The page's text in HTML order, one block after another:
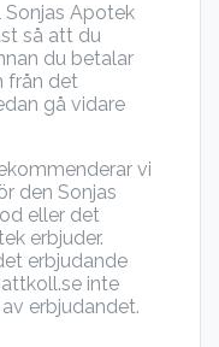
Apotek
så att du
du betalar
från det
gå vidare
vi
den Sonjas
eller det
erbjuder.
erbjudande
inte
erbjudandet.